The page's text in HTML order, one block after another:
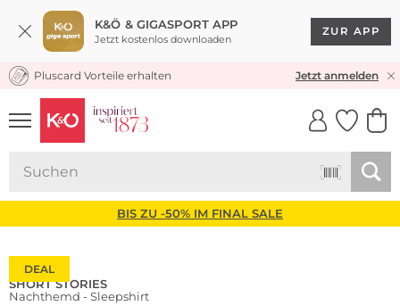
K&Ö & GIGASPORT APP
Jetzt kostenlos downloaden
ZUR APP
KOSTENLOSER VERSAND* & RÜCKVERSAND
Pluscard Vorteile erhalten Jetzt anmelden
UNSERE APP
CLICK &
BIS ZU -50% IM FINAL SALE
DEAL
SHORT STORIES
Nachthemd - Sleepshirt